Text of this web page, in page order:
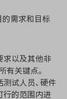
的需求和目标
求以及其他非
有关键点。
测试人员、硬件
行的范围内进